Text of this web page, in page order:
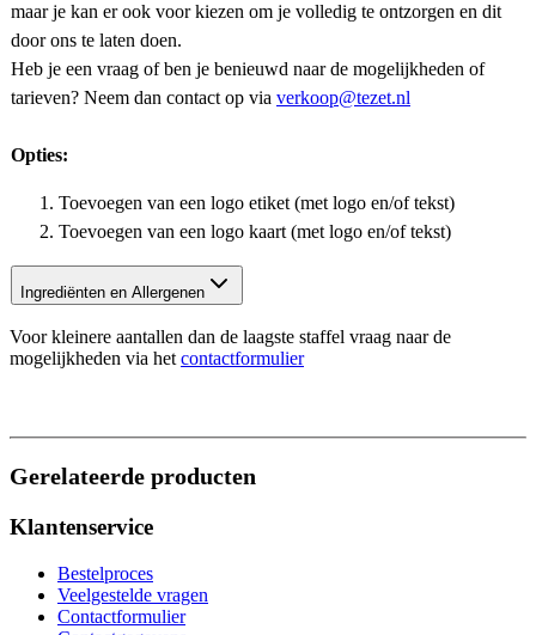
maar je kan er ook voor kiezen om je volledig te ontzorgen en dit
door ons te laten doen.
Heb je een vraag of ben je benieuwd naar de mogelijkheden of
tarieven? Neem dan contact op via verkoop@tezet.nl
Opties:
Toevoegen van een logo etiket (met logo en/of tekst)
Toevoegen van een logo kaart (met logo en/of tekst)
Ingrediënten en Allergenen
Voor kleinere aantallen dan de laagste staffel vraag naar de
mogelijkheden via hetcontactformulier
Gerelateerde producten
Klantenservice
Bestelproces
Veelgestelde vragen
Contactformulier